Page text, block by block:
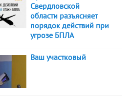
Свердловской
области разъясняет
порядок действий при
угрозе БПЛА
Ваш участковый